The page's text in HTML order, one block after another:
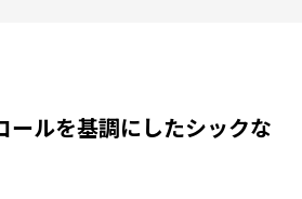
ールを基調にしたシックな